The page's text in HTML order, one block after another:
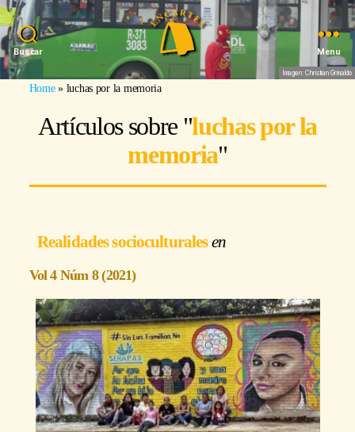
Buscar Menu
Imagen: Christian Grimaldo
Home» luchas por la memoria
Artículos sobre "luchas por la
memoria"
Realidades socioculturales
Vol 4 Núm 8 (2021)